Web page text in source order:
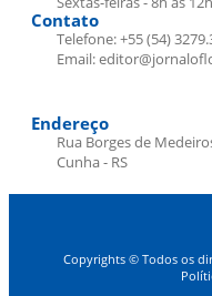
Contato
Telefone: +55 (54)
Email:
Endereço
Rua Borges de
Cunha - RS
Copyrights © Todos os